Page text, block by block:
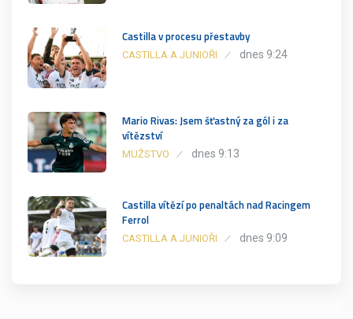
Castilla v procesu přestavby
CASTILLA A JUNIOŘI dnes 9:24
Mario Rivas: Jsem šťastný za gól i za
vítězství
MUŽSTVO dnes 9:13
Castilla vítězí po penaltách nad Racingem
Ferrol
CASTILLA A JUNIOŘI dnes 9:09